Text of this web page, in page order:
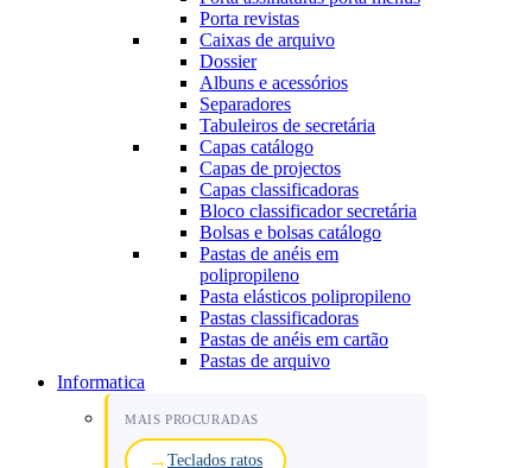
Porta revistas
Caixas de arquivo
Dossier
Albuns e acessórios
Separadores
Tabuleiros de secretária
Capas catálogo
Capas de projectos
Capas classificadoras
Bloco classificador secretária
Bolsas e bolsas catálogo
Pastas de anéis em
polipropileno
Pasta elásticos polipropileno
Pastas classificadoras
Pastas de anéis em cartão
Pastas de arquivo
Informatica
MAIS PROCURADAS
Teclados ratos